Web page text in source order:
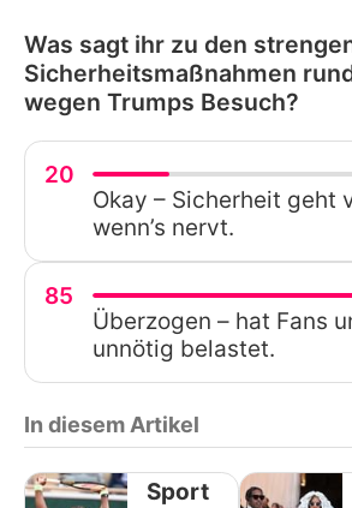
Was sagt ihr zu den
Sicherheitsmaßnahmen
wegen Trumps Besuch?
20
Okay – Sicherheit geht
wenn’s nervt.
85
Überzogen – hat Fans
unnötig belastet.
In diesem Artikel
Sport